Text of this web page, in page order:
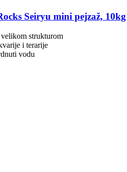
Seiryu mini pejzaž, 10kg
strukturom
i terarije
vodu